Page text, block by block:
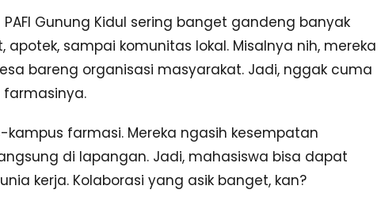
Gunung Kidul sering banget gandeng banyak
apotek, sampai komunitas lokal. Misalnya nih, mereka
bareng organisasi masyarakat. Jadi, nggak cuma
kampus farmasi. Mereka ngasih kesempatan
di lapangan. Jadi, mahasiswa bisa dapat
kerja. Kolaborasi yang asik banget, kan?